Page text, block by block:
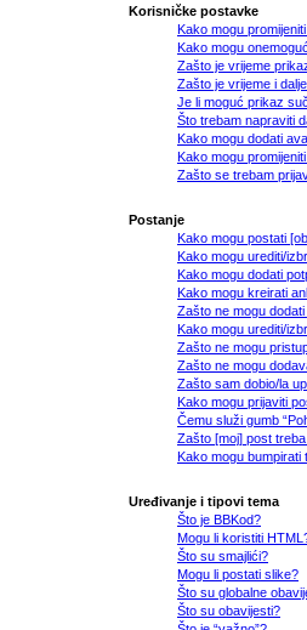
Korisničke postavke
Kako mogu
Kako mogu
Zašto je vrijeme
Zašto je vrijeme i
Je li moguć prikaz
Što trebam napraviti
Kako mogu dodati
Kako mogu
Zašto se trebam
Postanje
Kako mogu postati
Kako mogu urediti/
Kako mogu dodati
Kako mogu kreirati
Zašto ne mogu
Kako mogu urediti/
Zašto ne mogu
Zašto ne mogu
Zašto sam dobio/la
Kako mogu prijaviti
Čemu služi gumb
Zašto [moj] post
Kako mogu bumpirati
Uređivanje i tipovi tema
Što je BBKod?
Mogu li koristiti
Što su smajlići?
Mogu li postati slike?
Što su globalne
Što su obavijesti?